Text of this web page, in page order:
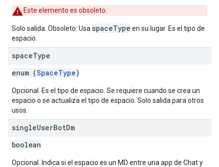
Este elemento es obsoleto.
Solo salida. Obsoleto: Usa spaceType en su lugar. Es el tipo de
espacio.
spaceType
enum (SpaceType)
Opcional. Es el tipo de espacio. Se requiere cuando se crea un
espacio o se actualiza el tipo de espacio. Solo salida para otros
usos.
singleUserBotDm
boolean
Opcional. Indica si el espacio es un MD entre una app de Chat y